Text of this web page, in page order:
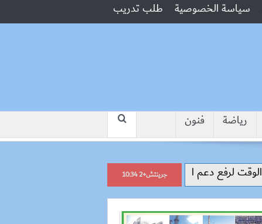
سياسة الخصوصية طلب تدريب
رياضة
فنون
“جبروت امرأة”.. مارست الرذيلة أمامجرينتش+2 10:34